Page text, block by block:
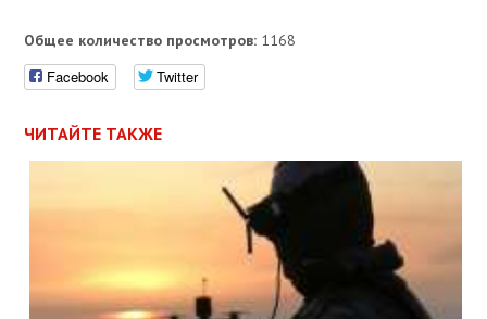
Общее количество просмотров: 1168
Facebook Twitter
ЧИТАЙТЕ ТАКЖЕ